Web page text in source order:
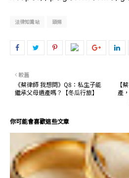
法律知識站 頭條
【
產
較舊
《蔡律師 我想問》Q8：私生子能
繼承父母遺產嗎？【冬瓜行旅】
你可能會喜歡這些文章